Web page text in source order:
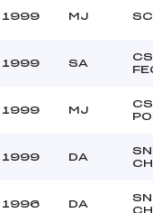
1999 MJ SC
1999 SA
1999 MJ
1999 DA
1996 DA
SN